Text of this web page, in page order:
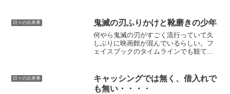
○○さ～ん？」 うーむ。電話番号も知ら
ないが、この声も知ら...
日々の出来事 鬼滅の刃ふりかけと靴磨きの少年
何やら鬼滅の刃がすごく流行っていて久
しぶりに映画館が混んでいるらしい。フ
ェイスブックのタイムラインでも観てき
が鬼滅の刃に関する質問を受けてた。最
近コラボ企画も多い。ロー...
日々の出来事
キャッシングでは無く、借入れで
も無い・・・・